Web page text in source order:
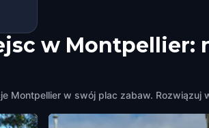
w Montpellier:
Montpellier w swój plac zabaw.